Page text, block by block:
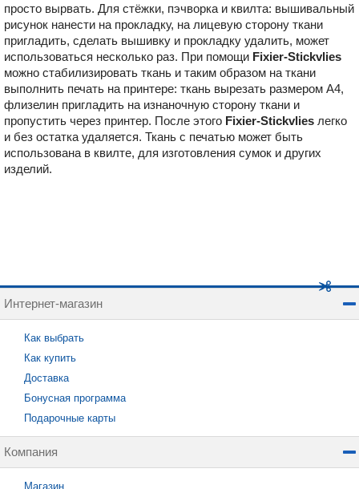
просто вырвать. Для стёжки, пэчворка и квилта: вышивальный
рисунок нанести на прокладку, на лицевую сторону ткани
пригладить, сделать вышивку и прокладку удалить, может
использоваться несколько раз. При помощи Fixier-Stickvlies
можно стабилизировать ткань и таким образом на ткани
выполнить печать на принтере: ткань вырезать размером A4,
флизелин пригладить на изнаночную сторону ткани и
пропустить через принтер. После этого Fixier-Stickvlies легко
и без остатка удаляется. Ткань с печатью может быть
использована в квилте, для изготовления сумок и других
изделий.
Интернет-магазин
Как выбрать
Как купить
Доставка
Бонусная программа
Подарочные карты
Компания
Магазин